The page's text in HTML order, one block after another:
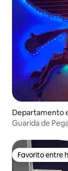
Departamento
Guarida de
Favorito entre
Favorito entre